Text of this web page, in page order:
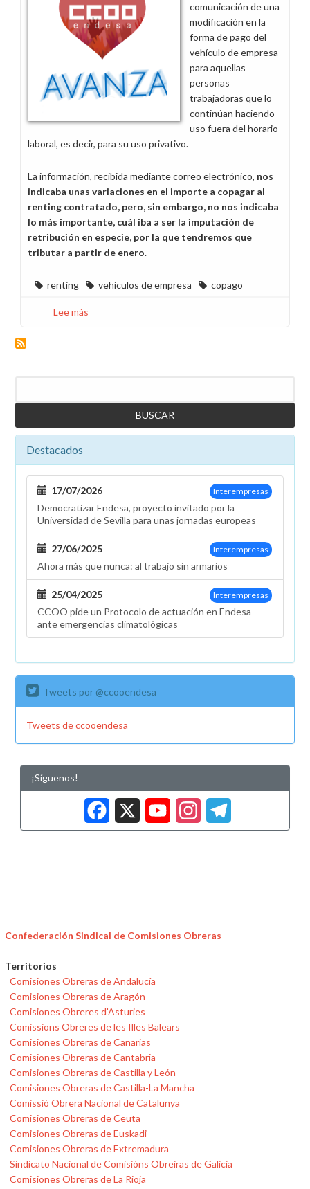
el
domicilio
de
las
personas
trabajadoras
Staff
comunicación de una
modificación en la
forma de pago del
vehículo de empresa
para aquellas
personas
trabajadoras que lo
continúan haciendo
uso fuera del horario
laboral, es decir, para su uso privativo.
La información, recibida mediante correo electrónico, nos
indicaba unas variaciones en el importe a copagar al
renting contratado, pero, sin embargo, no nos indicaba
lo más importante, cuál iba a ser la imputación de
retribución en especie, por la que tendremos que
tributar a partir de enero.
renting vehículos de empresa copago
Lee más
pago
renting
vehículo
de
empresa
Destacados
Interempresas
17/07/2026
Democratizar Endesa, proyecto invitado por la
Universidad de Sevilla para unas jornadas europeas
Interempresas
27/06/2025
Ahora más que nunca: al trabajo sin armarios
Interempresas
25/04/2025
CCOO pide un Protocolo de actuación en Endesa
ante emergencias climatológicas
Tweets por @ccooendesa
Tweets de ccooendesa
¡Síguenos!
Facebook
X
Confederación Sindical de Comisiones Obreras
Territorios
Comisiones Obreras de Andalucía
Comisiones Obreras de Aragón
Comisiones Obreres d'Asturies
Comissions Obreres de les Illes Balears
Comisiones Obreras de Canarias
Comisiones Obreras de Cantabria
Comisiones Obreras de Castilla y León
Comisiones Obreras de Castilla-La Mancha
Comissió Obrera Nacional de Catalunya
Comisiones Obreras de Ceuta
Comisiones Obreras de Euskadi
Comisiones Obreras de Extremadura
Sindicato Nacional de Comisións Obreiras de Galicia
Comisiones Obreras de La Rioja